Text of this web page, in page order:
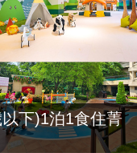
下)1泊1食住菁